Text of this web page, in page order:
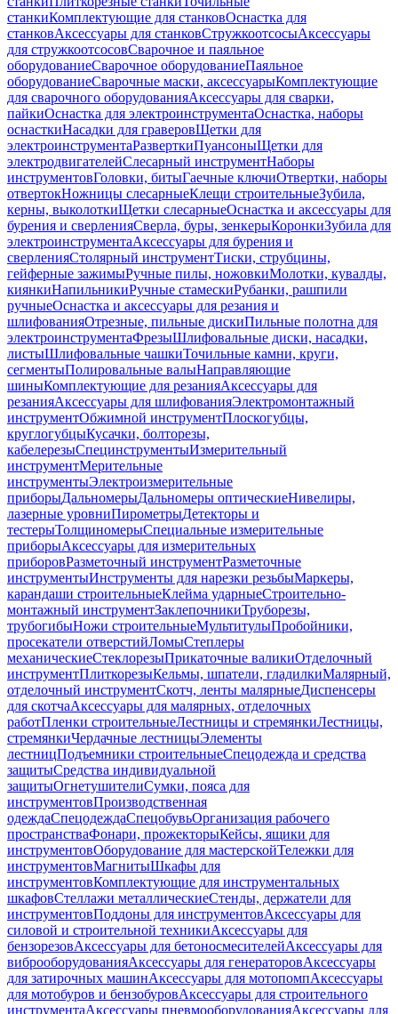
станкиКомплектующие для станковОснастка для
станковАксессуары для станковСтружкоотсосыАксессуары
для стружкоотсосовСварочное и паяльное
оборудованиеСварочное оборудованиеПаяльное
оборудованиеСварочные маски, аксессуарыКомплектующие
для сварочного оборудованияАксессуары для сварки,
пайкиОснастка для электроинструментаОснастка, наборы
оснасткиНасадки для граверовЩетки для
электроинструментаРазверткиПуансоныЩетки для
электродвигателейСлесарный инструментНаборы
инструментовГоловки, битыГаечные ключиОтвертки, наборы
отвертокНожницы слесарныеКлещи строительныеЗубила,
керны, выколоткиЩетки слесарныеОснастка и аксессуары для
бурения и сверленияСверла, буры, зенкерыКоронкиЗубила для
электроинструментаАксессуары для бурения и
сверленияСтолярный инструментТиски, струбцины,
гейферные зажимыРучные пилы, ножовкиМолотки, кувалды,
киянкиНапильникиРучные стамескиРубанки, рашпили
ручныеОснастка и аксессуары для резания и
шлифованияОтрезные, пильные дискиПильные полотна для
электроинструментаФрезыШлифовальные диски, насадки,
листыШлифовальные чашкиТочильные камни, круги,
сегментыПолировальные валыНаправляющие
шиныКомплектующие для резанияАксессуары для
резанияАксессуары для шлифованияЭлектромонтажный
инструментОбжимной инструментПлоскогубцы,
круглогубцыКусачки, болторезы,
кабелерезыСпецинструментыИзмерительный
инструментМерительные
инструментыЭлектроизмерительные
приборыДальномерыДальномеры оптическиеНивелиры,
лазерные уровниПирометрыДетекторы и
тестерыТолщиномерыСпециальные измерительные
приборыАксессуары для измерительных
приборовРазметочный инструментРазметочные
инструментыИнструменты для нарезки резьбыМаркеры,
карандаши строительныеКлейма ударныеСтроительно-
монтажный инструментЗаклепочникиТруборезы,
трубогибыНожи строительныеМультитулыПробойники,
просекатели отверстийЛомыСтеплеры
механическиеСтеклорезыПрикаточные валикиОтделочный
инструментПлиткорезыКельмы, шпатели, гладилкиМалярный,
отделочный инструментСкотч, ленты малярныеДиспенсеры
для скотчаАксессуары для малярных, отделочных
работПленки строительныеЛестницы и стремянкиЛестницы,
стремянкиЧердачные лестницыЭлементы
лестницПодъемники строительныеСпецодежда и средства
защитыСредства индивидуальной
защитыОгнетушителиСумки, пояса для
инструментовПроизводственная
одеждаСпецодеждаСпецобувьОрганизация рабочего
пространстваФонари, прожекторыКейсы, ящики для
инструментовОборудование для мастерскойТележки для
инструментовМагнитыШкафы для
инструментовКомплектующие для инструментальных
шкафовСтеллажи металлическиеСтенды, держатели для
инструментовПоддоны для инструментовАксессуары для
силовой и строительной техникиАксессуары для
бензорезовАксессуары для бетоносмесителейАксессуары для
виброоборудованияАксессуары для генераторовАксессуары
для затирочных машинАксессуары для мотопомпАксессуары
для мотобуров и бензобуровАксессуары для строительного
инструментаАксессуары пневмооборудованияАксессуары для